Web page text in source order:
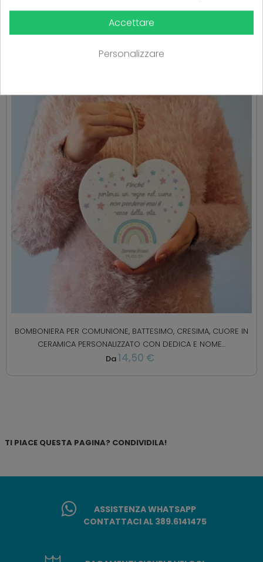
PRODOTTI CORRELATI
( 16 altri prodotti nella stessa categoria )
BOMBONIERA PER COMUNIONE, BATTESIMO, CRESIMA, CUORE IN
CERAMICA PERSONALIZZATO CON DEDICA E NOME...
Da14,50 €
TI PIACE QUESTA PAGINA? CONDIVIDILA!
ASSISTENZA WHATSAPP
CONTATTACI AL 389.6141475
Accettare
Personalizzare